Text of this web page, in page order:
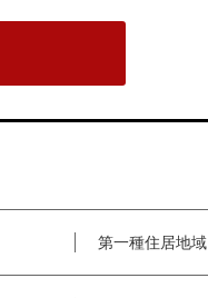
第一種住居地域